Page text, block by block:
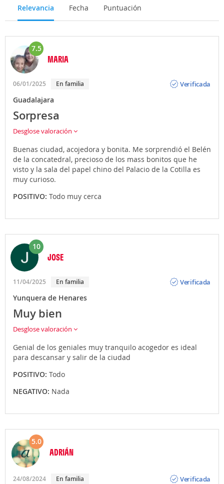
Relevancia Fecha Puntuación
7.5
MARIA
06/01/2025 En familia
Verificada
Guadalajara
Sorpresa
Desglose valoración
Buenas ciudad, acojedora y bonita. Me sorprendió el Belén
de la concatedral, precioso de los mass bonitos que he
visto y la sala del papel chino del Palacio de la Cotilla es
muy curioso.
POSITIVO: Todo muy cerca
10
JOSE
11/04/2025 En familia
Verificada
Yunquera de Henares
Muy bien
Desglose valoración
Genial de los geniales muy tranquilo acogedor es ideal
para descansar y salir de la ciudad
POSITIVO: Todo
NEGATIVO: Nada
5.0
ADRIÁN
24/08/2024 En familia
Verificada